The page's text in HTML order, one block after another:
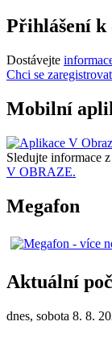
Přihlášení k
Dostávejte
Chci se zaregistrovat
Mobilní
Sledujte informace
V OBRAZE.
Megafon
Aktuální
dnes, sobota 8. 8.